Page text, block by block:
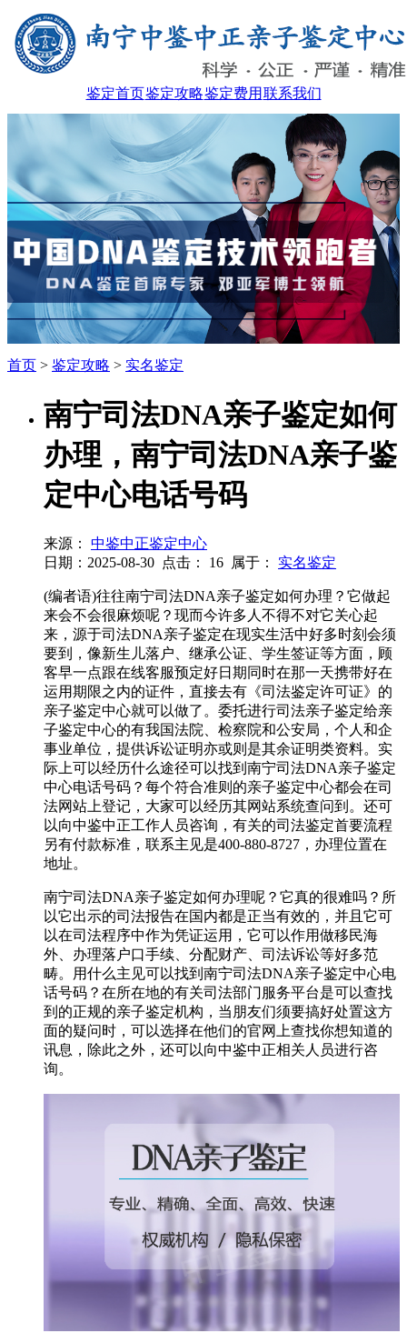
鉴定首页鉴定攻略鉴定费用 联系我们
首页 > 鉴定攻略 > 实名鉴定
南宁司法DNA亲子鉴定如何
办理，南宁司法DNA亲子鉴
定中心电话号码
来源：
中鉴中正鉴定中心
日期：2025-08-30 点击： 16 属于： 实名鉴定
(编者语)往往南宁司法DNA亲子鉴定如何办理？它做起
来会不会很麻烦呢？现而今许多人不得不对它关心起
来，源于司法DNA亲子鉴定在现实生活中好多时刻会须
要到，像新生儿落户、继承公证、学生签证等方面，顾
客早一点跟在线客服预定好日期同时在那一天携带好在
运用期限之内的证件，直接去有《司法鉴定许可证》的
亲子鉴定中心就可以做了。委托进行司法亲子鉴定给亲
子鉴定中心的有我国法院、检察院和公安局，个人和企
事业单位，提供诉讼证明亦或则是其余证明类资料。实
际上可以经历什么途径可以找到南宁司法DNA亲子鉴定
中心电话号码？每个符合准则的亲子鉴定中心都会在司
法网站上登记，大家可以经历其网站系统查问到。还可
以向中鉴中正工作人员咨询，有关的司法鉴定首要流程
另有付款标准，联系主见是400-880-8727，办理位置在
地址。
南宁司法DNA亲子鉴定如何办理呢？它真的很难吗？所
以它出示的司法报告在国内都是正当有效的，并且它可
以在司法程序中作为凭证运用，它可以作用做移民海
外、办理落户口手续、分配财产、司法诉讼等好多范
畴。用什么主见可以找到南宁司法DNA亲子鉴定中心电
话号码？在所在地的有关司法部门服务平台是可以查找
到的正规的亲子鉴定机构，当朋友们须要搞好处置这方
面的疑问时，可以选择在他们的官网上查找你想知道的
讯息，除此之外，还可以向中鉴中正相关人员进行咨
询。